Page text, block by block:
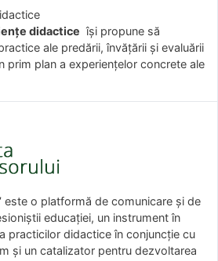
didactice îşi propune să
ale predării, învăţării şi evaluării
prim plan a experienţelor concrete ale
este o platformă de comunicare și de
educației, un instrument în
practicilor didactice în conjuncție cu
și un catalizator pentru dezvoltarea